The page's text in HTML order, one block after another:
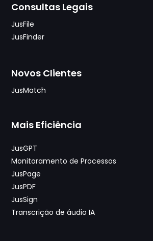
Consultas Legais
JusFile
JusFinder
Novos Clientes
JusMatch
Mais Eficiência
JusGPT
Monitoramento de Processos
JusPage
JusPDF
JusSign
Transcrição de áudio IA